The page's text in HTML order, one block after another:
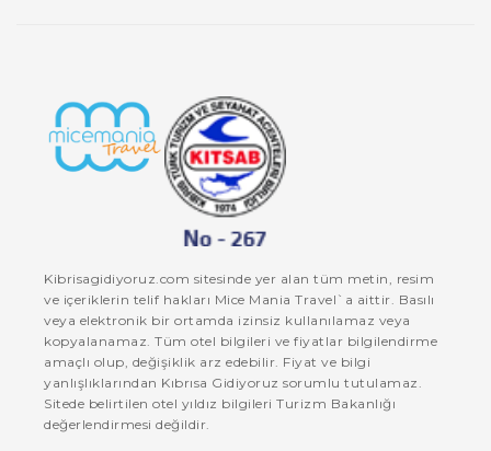
Kibrisagidiyoruz.com sitesinde yer alan tüm metin, resim
ve içeriklerin telif hakları Mice Mania Travel`a aittir. Basılı
veya elektronik bir ortamda izinsiz kullanılamaz veya
kopyalanamaz. Tüm otel bilgileri ve fiyatlar bilgilendirme
amaçlı olup, değişiklik arz edebilir. Fiyat ve bilgi
yanlışlıklarından Kıbrısa Gidiyoruz sorumlu tutulamaz.
Sitede belirtilen otel yıldız bilgileri Turizm Bakanlığı
değerlendirmesi değildir.